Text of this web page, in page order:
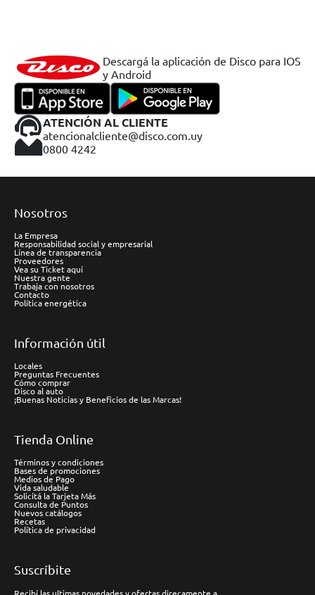
Descargá la aplicación de Disco para IOS
y Android
ATENCIÓN AL CLIENTE
atencionalcliente@disco.com.uy
0800 4242
Nosotros
La Empresa
Responsabilidad social y empresarial
Línea de transparencia
Proveedores
Vea su Ticket aquí
Nuestra gente
Trabaja con nosotros
Contacto
Política energética
Información útil
Locales
Preguntas Frecuentes
Cómo comprar
Disco al auto
¡Buenas Noticias y Beneficios de las Marcas!
Tienda Online
Términos y condiciones
Bases de promociones
Medios de Pago
Vida saludable
Solicitá la Tarjeta Más
Consulta de Puntos
Nuevos catálogos
Recetas
Política de privacidad
Suscríbite